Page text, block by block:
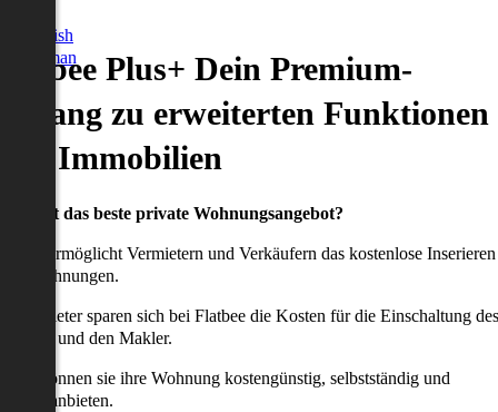
English
German
Plus+ Dein Premium-
zu erweiterten Funktionen
Immobilien
willst das beste private Wohnungsangebot?
ermöglicht Vermietern und Verkäufern das kostenlose Inserieren
Wohnungen.
Anbieter sparen sich bei Flatbee die Kosten für die Einschaltung des
und den Makler.
können sie ihre Wohnung kostengünstig, selbstständig und
anbieten.